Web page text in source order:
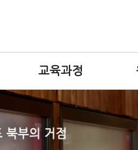
교육과정